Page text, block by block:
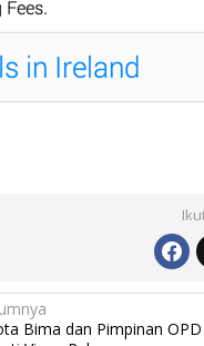
Bima dan Pimpinan OPD